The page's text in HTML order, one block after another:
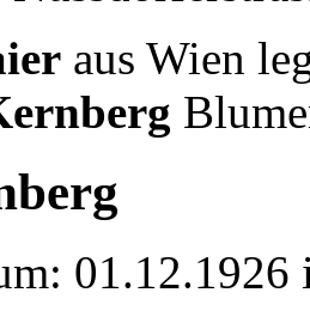
aus Wien
01.12.1926